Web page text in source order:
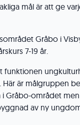
mål är att ge
Gråbo i
7-19 år.
funktionen
är målgruppen
Gråbo-området
av ny